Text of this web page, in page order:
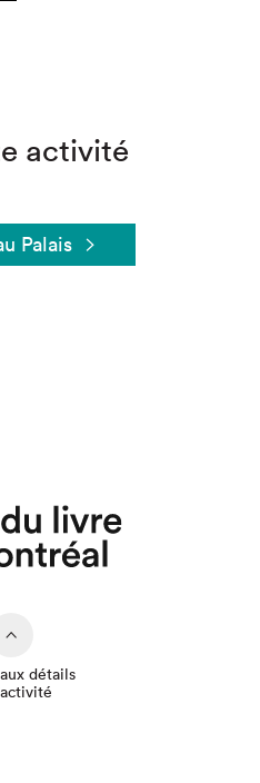
activité
Palais
détails